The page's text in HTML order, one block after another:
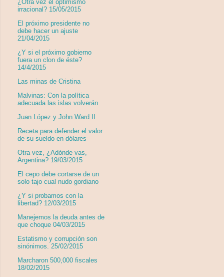
¿Otra vez el optimismo
irracional? 15/05/2015
El próximo presidente no
debe hacer un ajuste
21/04/2015
¿Y si el próximo gobierno
fuera un clon de éste?
14/4/2015
Las minas de Cristina
Malvinas: Con la política
adecuada las islas volverán
Juan López y John Ward II
Receta para defender el valor
de su sueldo en dólares
Otra vez, ¿Adónde vas,
Argentina? 19/03/2015
El cepo debe cortarse de un
solo tajo cual nudo gordiano
¿Y si probamos con la
libertad? 12/03/2015
Manejemos la deuda antes de
que choque 04/03/2015
Estatismo y corrupción son
sinónimos. 25/02/2015
Marcharon 500,000 fiscales
18/02/2015